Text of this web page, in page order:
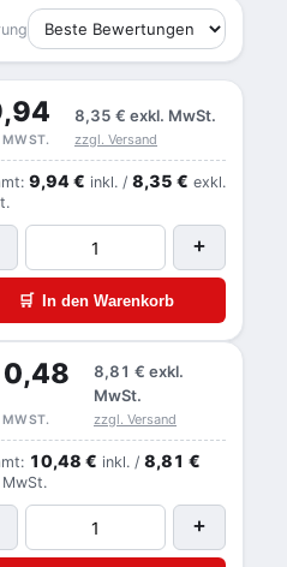
8,35 € exkl. MwSt.
zzgl. Versand
9,94 € inkl. / 8,35 € exkl.
+
🛒 In den Warenkorb
8,81 € exkl.
MwSt.
zzgl. Versand
10,48 € inkl. / 8,81 €
+